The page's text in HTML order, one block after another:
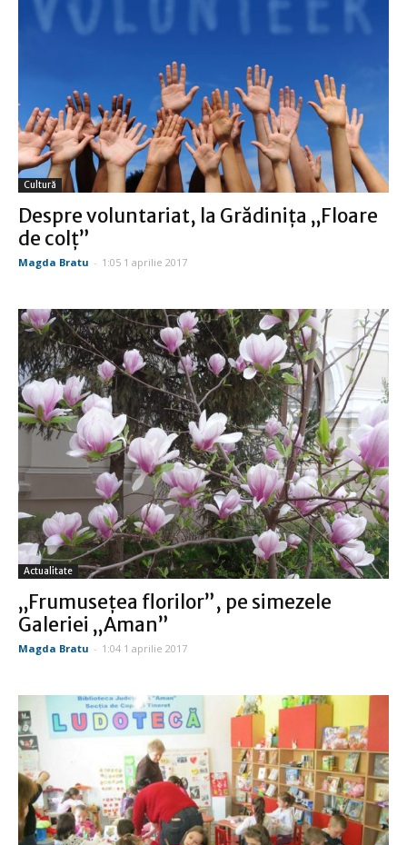
Cultură
Despre voluntariat, la Grădiniţa „Floare
de colţ”
Magda Bratu - 1:05 1 aprilie 2017
Actualitate
„Frumuseţea florilor”, pe simezele
Galeriei „Aman”
Magda Bratu - 1:04 1 aprilie 2017